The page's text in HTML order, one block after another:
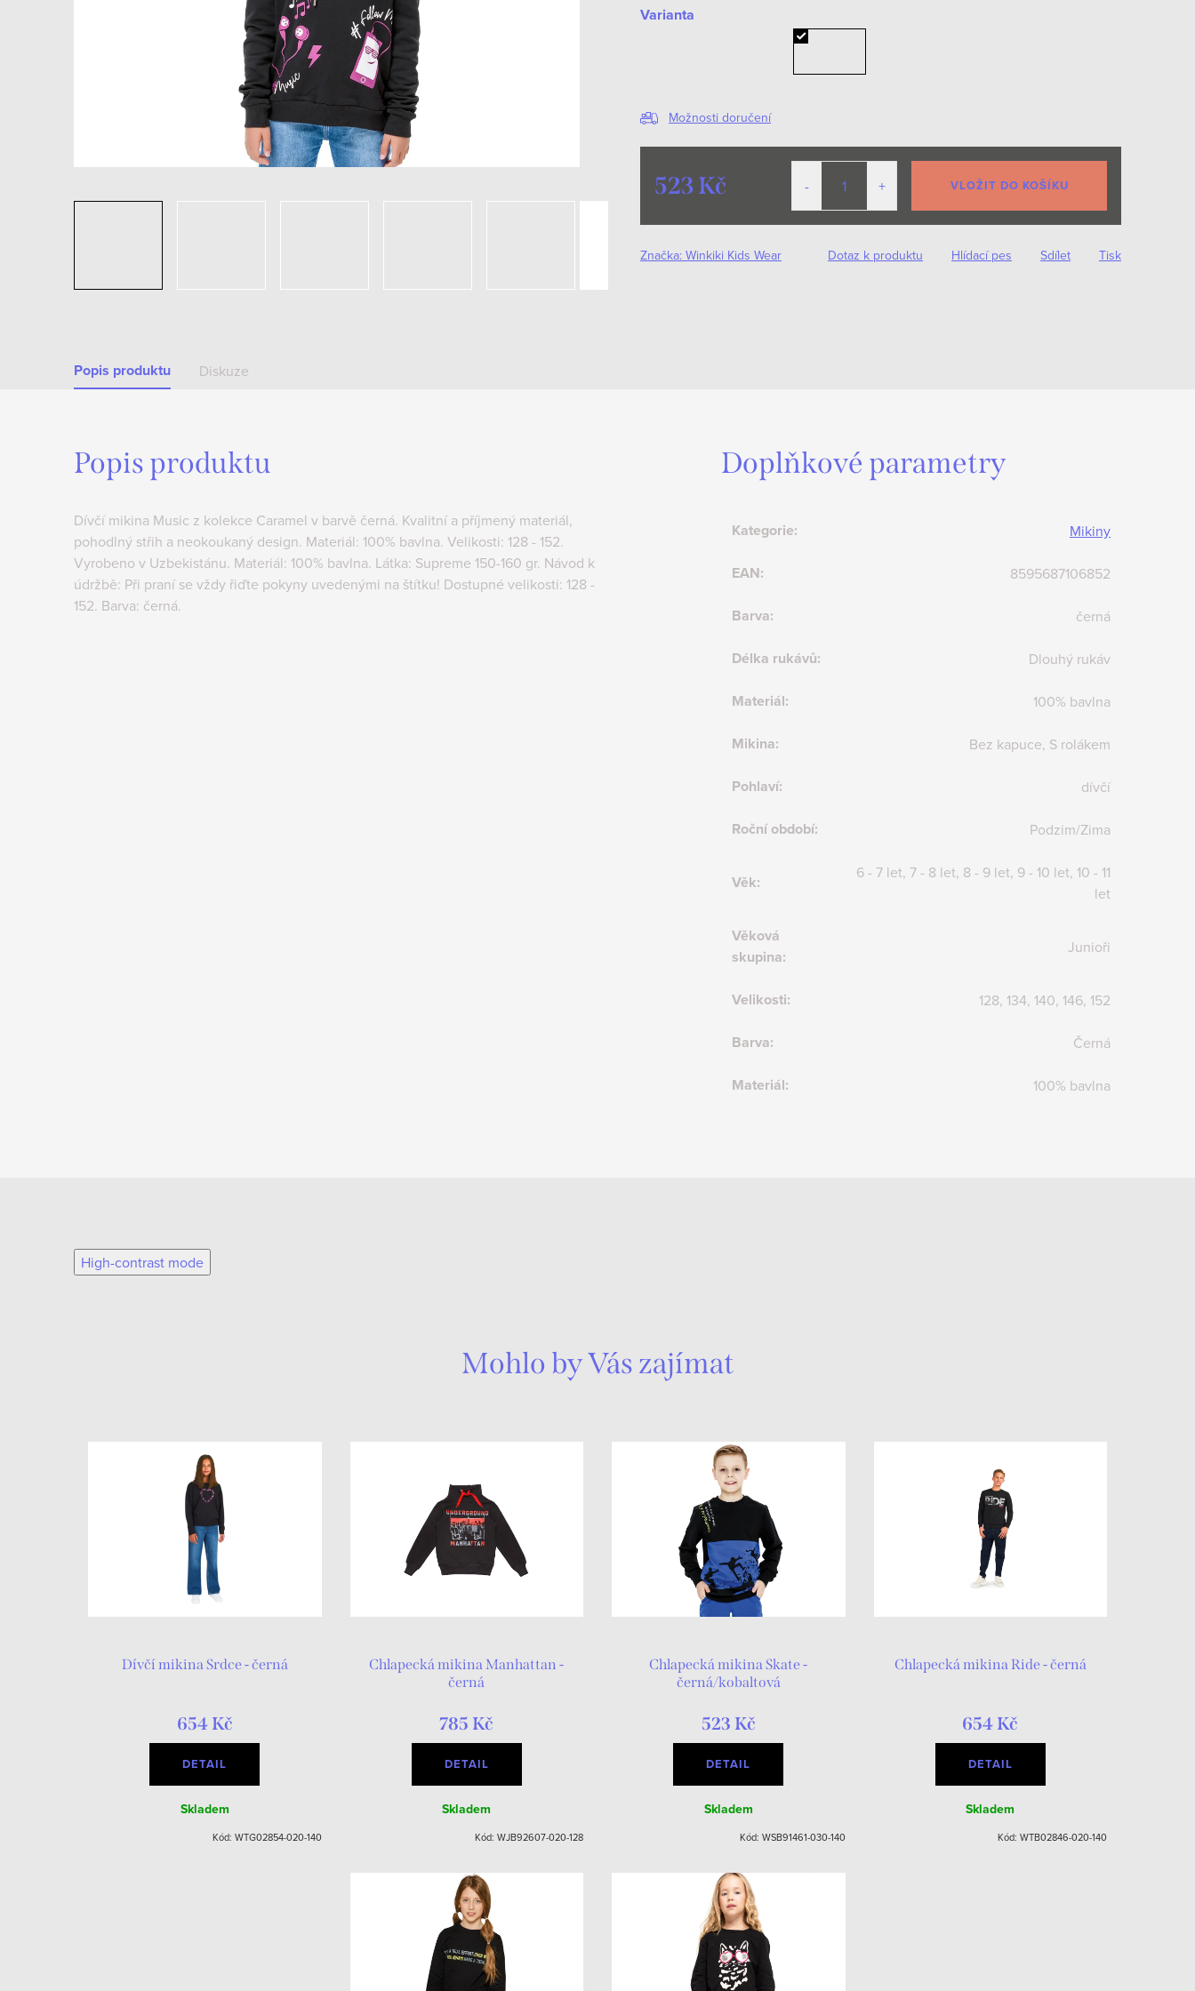
Varianta
Možnosti doručení
523 Kč
cena:
VLOŽIT DO KOŠÍKU
Značka: Winkiki Kids Wear Tisk
Dotaz k produktu Hlídací pes Sdílet
Popis produktu Diskuze
Popis produktu
Dívčí mikina Music z kolekce Caramel v barvě černá. Kvalitní a příjmený materiál,
pohodlný střih a neokoukaný design. Materiál: 100% bavlna. Velikosti: 128 - 152.
Vyrobeno v Uzbekistánu. Materiál: 100% bavlna. Látka: Supreme 150-160 gr. Návod k
údržbě: Při praní se vždy řiďte pokyny uvedenými na štítku! Dostupné velikosti: 128 -
152. Barva: černá.
Doplňkové parametry
Kategorie: Mikiny
EAN: 8595687106852
Barva: černá
Délka rukávů: Dlouhý rukáv
Materiál: 100% bavlna
Mikina: Bez kapuce, S rolákem
Pohlaví: dívčí
Roční období: Podzim/Zima
Věk:
6 - 7 let, 7 - 8 let, 8 - 9 let, 9 - 10 let, 10 - 11
let
Věková
skupina: Junioři
Velikosti: 128, 134, 140, 146, 152
Barva: Černá
Materiál: 100% bavlna
High-contrast mode
Mohlo by Vás zajímat
Dívčí mikina Srdce - černá
654 Kč
DETAIL
Skladem
Kód: WTG02854-020-140
Chlapecká mikina Manhattan -
černá
785 Kč
DETAIL
Skladem
Kód: WJB92607-020-128
Chlapecká mikina Skate -
černá/kobaltová
523 Kč
DETAIL
Skladem
Kód: WSB91461-030-140
Chlapecká mikina Ride - černá
654 Kč
DETAIL
Skladem
Kód: WTB02846-020-140